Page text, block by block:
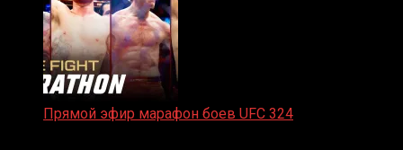
Прямой эфир марафон боев UFC 324